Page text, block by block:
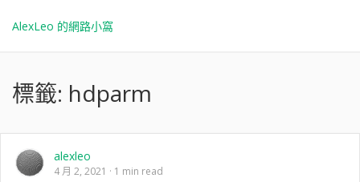
AlexLeo 的網路小窩
標籤: hdparm
alexleo
4 月 2, 2021 1 min read